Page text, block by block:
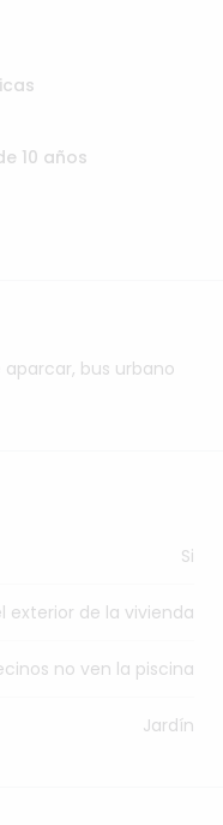
10 años
aparcar, bus urbano
Si
exterior de la vivienda
no ven la piscina
Jardín